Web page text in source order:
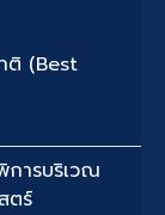
ติ (Best
การบริเวณ
ตร์